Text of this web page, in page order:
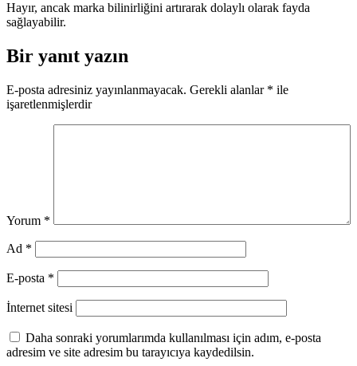
Hayır, ancak marka bilinirliğini artırarak dolaylı olarak fayda
sağlayabilir.
Bir yanıt yazın
E-posta adresiniz yayınlanmayacak. Gerekli alanlar * ile
işaretlenmişlerdir
Yorum *
Ad *
E-posta *
İnternet sitesi
Daha sonraki yorumlarımda kullanılması için adım, e-posta
adresim ve site adresim bu tarayıcıya kaydedilsin.